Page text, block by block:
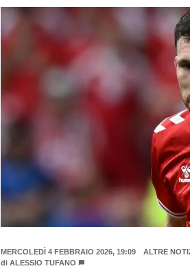
MERCOLEDÌ 4 FEBBRAIO 2026, 19:09
ALTRE
di ALESSIO TUFANO